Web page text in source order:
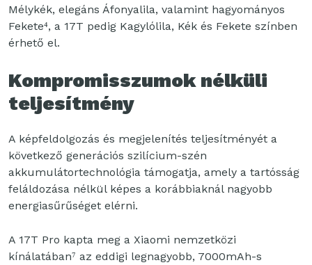
Mélykék, elegáns Áfonyalila, valamint hagyományos
Fekete⁴, a 17T pedig Kagylólila, Kék és Fekete színben
érhető el.
Kompromisszumok nélküli
teljesítmény
A képfeldolgozás és megjelenítés teljesítményét a
következő generációs szilícium-szén
akkumulátortechnológia támogatja, amely a tartósság
feláldozása nélkül képes a korábbiaknál nagyobb
energiasűrűséget elérni.
A 17T Pro kapta meg a Xiaomi nemzetközi
kínálatában⁷ az eddigi legnagyobb, 7000mAh-s